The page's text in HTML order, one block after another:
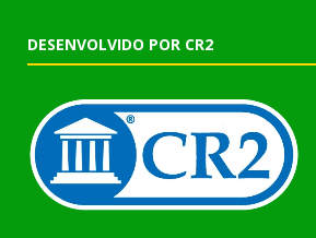
DESENVOLVIDO POR CR2